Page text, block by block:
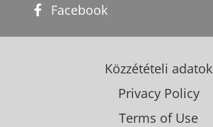
Facebook
Közzétételi adatok
Privacy Policy
Terms of Use